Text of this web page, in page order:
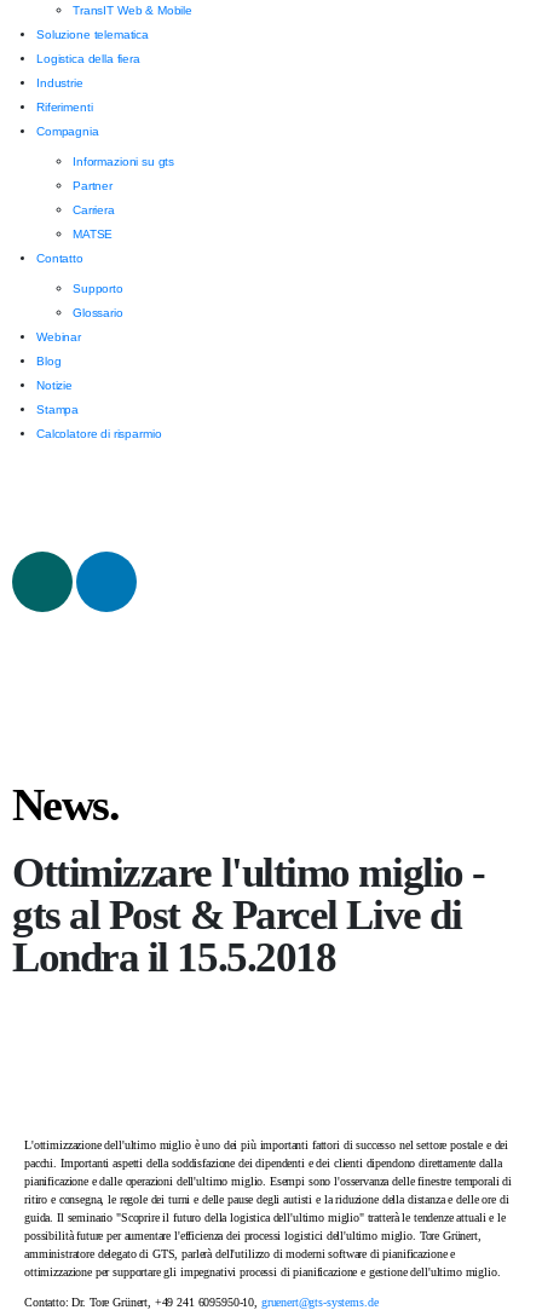
TransIT Web & Mobile
Soluzione telematica
Logistica della fiera
Industrie
Riferimenti
Compagnia
Informazioni su gts
Partner
Carriera
MATSE
Contatto
Supporto
Glossario
Webinar
Blog
Notizie
Stampa
Calcolatore di risparmio
News.
Ottimizzare l'ultimo miglio -
gts al Post & Parcel Live di
Londra il 15.5.2018
L'ottimizzazione dell'ultimo miglio è uno dei più importanti fattori di successo nel settore postale e dei
pacchi. Importanti aspetti della soddisfazione dei dipendenti e dei clienti dipendono direttamente dalla
pianificazione e dalle operazioni dell'ultimo miglio. Esempi sono l'osservanza delle finestre temporali di
ritiro e consegna, le regole dei turni e delle pause degli autisti e la riduzione della distanza e delle ore di
guida. Il seminario "Scoprire il futuro della logistica dell'ultimo miglio" tratterà le tendenze attuali e le
possibilità future per aumentare l'efficienza dei processi logistici dell'ultimo miglio. Tore Grünert,
amministratore delegato di GTS, parlerà dell'utilizzo di moderni software di pianificazione e
ottimizzazione per supportare gli impegnativi processi di pianificazione e gestione dell'ultimo miglio.
Contatto: Dr. Tore Grünert, +49 241 6095950-10, gruenert@gts-systems.de